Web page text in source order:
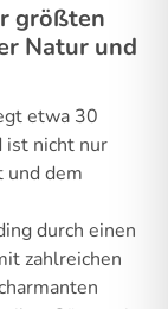
größten
Natur und
etwa 30
ist nicht nur
und dem
durch einen
zahlreichen